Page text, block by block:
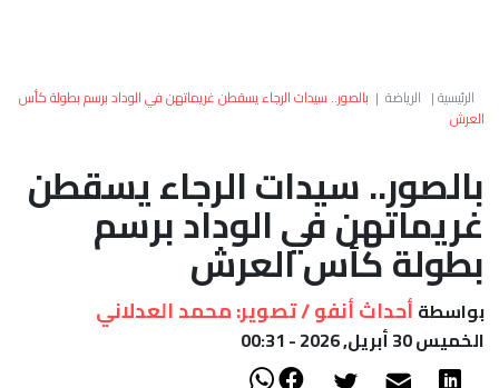
العالم
الصحراء
الرئيسية| الرياضة | بالصور.. سيدات الرجاء يسقطن غريماتهن في الوداد برسم بطولة كأس
العرش
بالصور.. سيدات الرجاء يسقطن
غريماتهن في الوداد برسم
بطولة كأس العرش
بواسطة أحداث أنفو / تصوير: محمد العدلاني
الخميس 30 أبريل, 2026 - 00:31